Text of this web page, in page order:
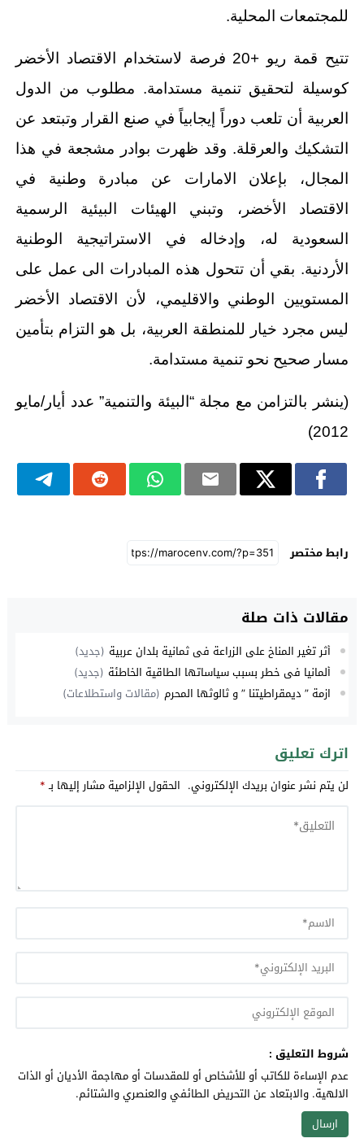
للمجتمعات المحلية.
تتيح قمة ريو +20 فرصة لاستخدام الاقتصاد الأخضر
كوسيلة لتحقيق تنمية مستدامة. مطلوب من الدول
العربية أن تلعب دوراً إيجابياً في صنع القرار وتبتعد عن
التشكيك والعرقلة. وقد ظهرت بوادر مشجعة في هذا
المجال، بإعلان الامارات عن مبادرة وطنية في
الاقتصاد الأخضر، وتبني الهيئات البيئية الرسمية
السعودية له، وإدخاله في الاستراتيجية الوطنية
الأردنية. بقي أن تتحول هذه المبادرات الى عمل على
المستويين الوطني والاقليمي، لأن الاقتصاد الأخضر
ليس مجرد خيار للمنطقة العربية، بل هو التزام بتأمين
مسار صحيح نحو تنمية مستدامة.
(ينشر بالتزامن مع مجلة “البيئة والتنمية” عدد أيار/مايو
2012)
رابط مختصر
مقالات ذات صلة
أثر تغير المناخ على الزراعة في ثمانية بلدان عربية (جديد)
ألمانيا في خطر بسبب سياساتها الطاقية الخاطئة (جديد)
ازمة ” ديمقراطيتنا ” و ثالوثها المحرم (مقالات واستطلاعات)
اترك تعليق
لن يتم نشر عنوان بريدك الإلكتروني. الحقول الإلزامية مشار إليها بـ*
شروط التعليق :
عدم الإساءة للكاتب أو للأشخاص أو للمقدسات أو مهاجمة الأديان أو الذات
الالهية. والابتعاد عن التحريض الطائفي والعنصري والشتائم.